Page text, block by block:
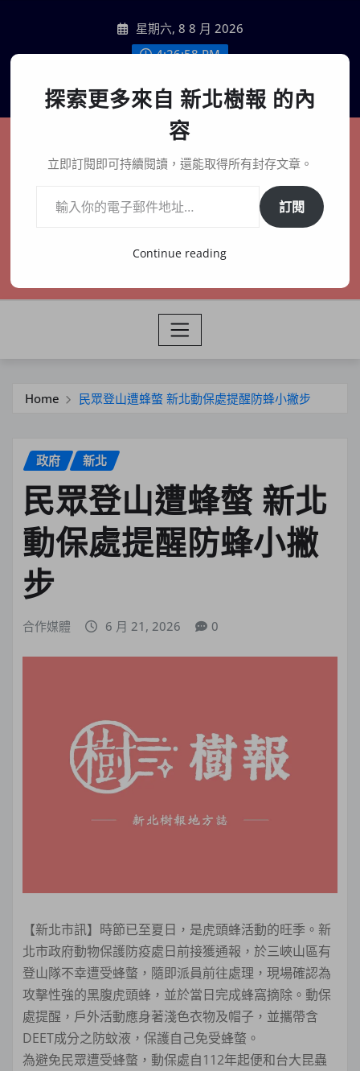
content
星期六, 8 8 月 2026
4:27:00 PM
聯絡我們
新北樹報
在地、記憶、連結、創生
Home 民眾登山遭蜂螫 新北動保處提醒防蜂小撇步
政府 新北
民眾登山遭蜂螫 新北
動保處提醒防蜂小撇
步
合作媒體 6 月 21, 2026 0
【新北市訊】時節已至夏日，是虎頭蜂活動的旺季。新
北市政府動物保護防疫處日前接獲通報，於三峽山區有
登山隊不幸遭受蜂螫，隨即派員前往處理，現場確認為
攻擊性強的黑腹虎頭蜂，並於當日完成蜂窩摘除。動保
處提醒，戶外活動應身著淺色衣物及帽子，並攜帶含
DEET成分之防蚊液，保護自己免受蜂螫。
為避免民眾遭受蜂螫，動保處自112年起便和台大昆蟲
探索更多來自 新北樹報 的內
容
立即訂閱即可持續閱讀，還能取得所有封存文章。
訂閱
Continue reading